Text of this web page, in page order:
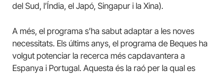
del Sud, l’Índia, el Japó, Singapur i la Xina).
A més, el programa s’ha sabut adaptar a les noves
necessitats. Els últims anys, el programa de Beques ha
volgut potenciar la recerca més capdavantera a
Espanya i Portugal. Aquesta és la raó per la qual es